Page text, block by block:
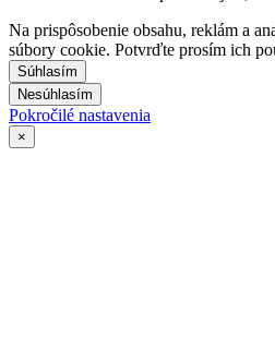
Na prispôsobenie obsahu, reklám a
súbory cookie. Potvrďte prosím ich
Súhlasím
Nesúhlasím
Pokročilé nastavenia
×